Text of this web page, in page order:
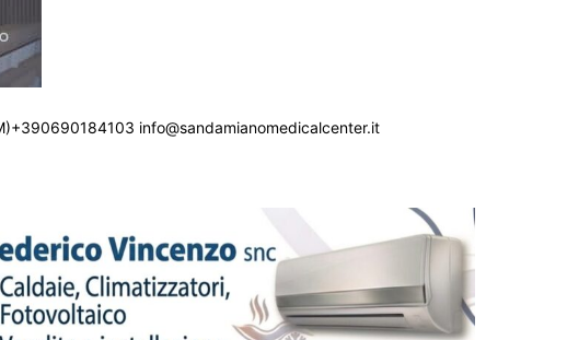
info@sandamianomedicalcenter.it